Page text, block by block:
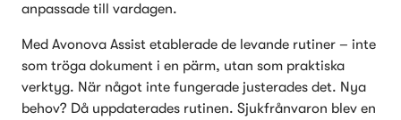
anpassade till vardagen.
Med Avonova Assist etablerade de levande rutiner – inte
som tröga dokument i en pärm, utan som praktiska
verktyg. När något inte fungerade justerades det. Nya
behov? Då uppdaterades rutinen. Sjukfrånvaron blev en